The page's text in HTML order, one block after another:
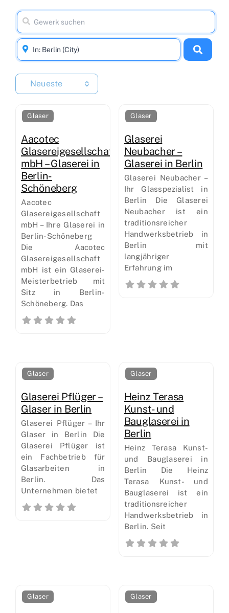
Neueste
Glaser
Aacotec
Glasereigesellschaft
mbH – Glaserei in
Berlin-
Schöneberg
Aacotec
Glasereigesellschaft
mbH – Ihre Glaserei in
Berlin-Schöneberg
Die Aacotec
Glasereigesellschaft
mbH ist ein Glaserei-
Meisterbetrieb mit
Sitz in Berlin-
Schöneberg. Das
Glaser
Glaserei
Neubacher –
Glaserei in Berlin
Glaserei Neubacher –
Ihr Glasspezialist in
Berlin Die Glaserei
Neubacher ist ein
traditionsreicher
Handwerksbetrieb in
Berlin mit
langjähriger
Erfahrung im
Glaser
Glaserei Pflüger –
Glaser in Berlin
Glaserei Pflüger – Ihr
Glaser in Berlin Die
Glaserei Pflüger ist
ein Fachbetrieb für
Glasarbeiten in
Berlin. Das
Unternehmen bietet
Glaser
Heinz Terasa
Kunst- und
Bauglaserei in
Berlin
Heinz Terasa Kunst-
und Bauglaserei in
Berlin Die Heinz
Terasa Kunst- und
Bauglaserei ist ein
traditionsreicher
Handwerksbetrieb in
Berlin. Seit
Glaser Glaser